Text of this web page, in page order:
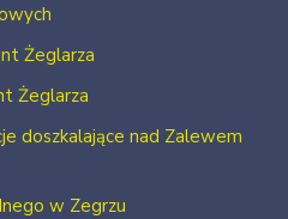
Żeglarza
Żeglarza
doszkalające nad Zalewem
w Zegrzu